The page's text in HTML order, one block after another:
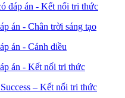
đáp án - Kết nối tri thức
án - Chân trời sáng tạo
án - Cánh diều
án - Kết nối tri thức
– Kết nối tri thức